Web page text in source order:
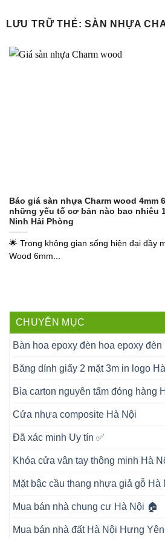
qua
dung
LƯU TRỮ THẺ:SÀN NHỰA
Báo giá sàn nhựa Charm wood 4mm
những yếu tố cơ bản nào bao nhiêu
Ninh Hải Phòng
🌟 Trong không gian sống hiện đại đầy
Wood 6mm...
CHUYÊN MỤC
Bàn hoa epoxy đèn hoa epoxy đèn
Băng dính giấy 2 mặt 3m in logo
Bìa carton nguyên tấm đóng hàng
Cửa nhựa composite Hà Nội
Đã xác minh Uy tín ✅
Khóa cửa vân tay thông minh Hà
Mặt bậc cầu thang nhựa giả gỗ Hà
Mua bán nhà chung cư Hà Nội 🏠
Mua bán nhà đất Hà Nội Hưng